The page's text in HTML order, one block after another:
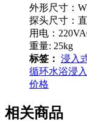
外形尺寸：
探头尺寸：
用电：
重量: 25kg
标签： 浸入
循环水浴浸
价格
相关商品